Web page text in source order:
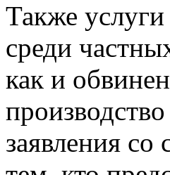
Также услуги
среди
как и
заявления